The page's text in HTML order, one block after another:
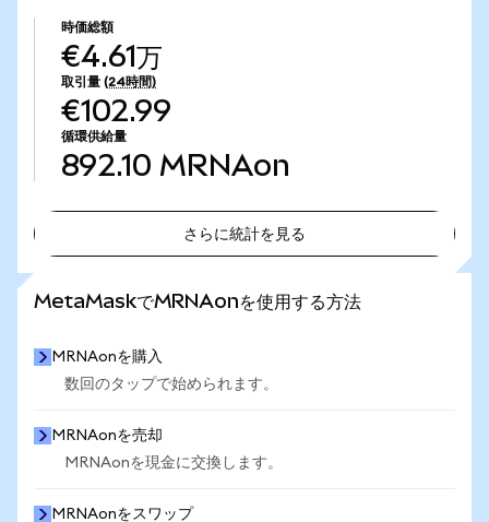
時価総額
€4.61万
取引量 (24時間)
€102.99
循環供給量
892.10 MRNAon
さらに統計を見る
MetaMaskでMRNAonを使用する方法
MRNAonを購入
数回のタップで始められます。
MRNAonを売却
MRNAonを現金に交換します。
MRNAonをスワップ